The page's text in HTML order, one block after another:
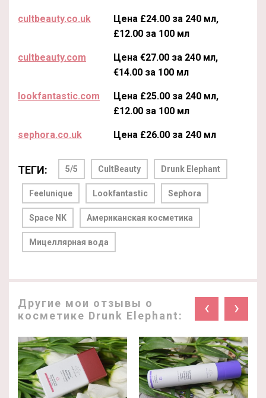
cultbeauty.co.uk
Цена £24.00 за 240 мл,
£12.00 за 100 мл
cultbeauty.com
Цена €27.00 за 240 мл,
€14.00 за 100 мл
lookfantastic.com
Цена £25.00 за 240 мл,
£12.00 за 100 мл
sephora.co.uk Цена £26.00 за 240 мл
ТЕГИ: 5/5 CultBeauty Drunk Elephant
Feelunique Lookfantastic Sephora
Space NK Американская косметика
Мицеллярная вода
Другие мои отзывы о
косметике Drunk Elephant:
‹ ›